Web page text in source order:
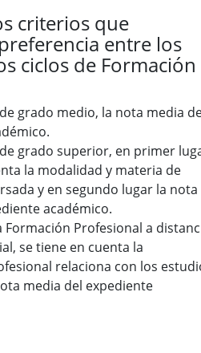
criterios que
entre los
ciclos de Formación
grado medio, la nota media
grado superior, en primer
la modalidad y materia de
y en segundo lugar la nota
académico.
Formación Profesional a
se tiene en cuenta la
relaciona con los
media del expediente